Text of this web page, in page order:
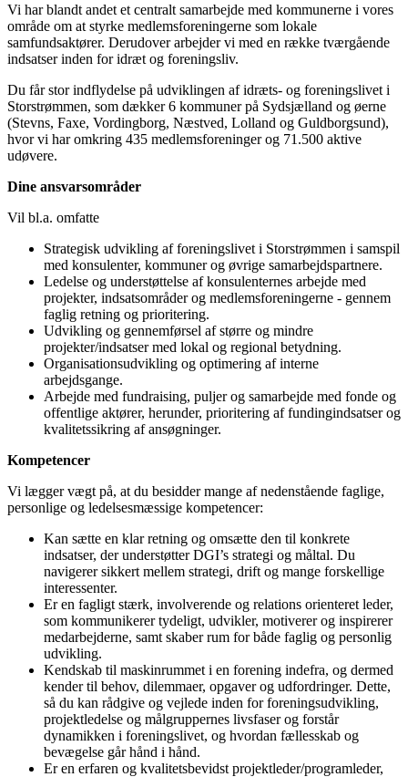
Vi har blandt andet et centralt samarbejde med kommunerne i vores
område om at styrke medlemsforeningerne som lokale
samfundsaktører. Derudover arbejder vi med en række tværgående
indsatser inden for idræt og foreningsliv.
Du får stor indflydelse på udviklingen af idræts- og foreningslivet i
Storstrømmen, som dækker 6 kommuner på Sydsjælland og øerne
(Stevns, Faxe, Vordingborg, Næstved, Lolland og Guldborgsund),
hvor vi har omkring 435 medlemsforeninger og 71.500 aktive
udøvere.
Dine ansvarsområder
Vil bl.a. omfatte
Strategisk udvikling af foreningslivet i Storstrømmen i samspil
med konsulenter, kommuner og øvrige samarbejdspartnere.
Ledelse og understøttelse af konsulenternes arbejde med
projekter, indsatsområder og medlemsforeningerne - gennem
faglig retning og prioritering.
Udvikling og gennemførsel af større og mindre
projekter/indsatser med lokal og regional betydning.
Organisationsudvikling og optimering af interne
arbejdsgange.
Arbejde med fundraising, puljer og samarbejde med fonde og
offentlige aktører, herunder, prioritering af fundingindsatser og
kvalitetssikring af ansøgninger.
Kompetencer
Vi lægger vægt på, at du besidder mange af nedenstående faglige,
personlige og ledelsesmæssige kompetencer:
Kan sætte en klar retning og omsætte den til konkrete
indsatser, der understøtter DGI’s strategi og måltal. Du
navigerer sikkert mellem strategi, drift og mange forskellige
interessenter.
Er en fagligt stærk, involverende og relations orienteret leder,
som kommunikerer tydeligt, udvikler, motiverer og inspirerer
medarbejderne, samt skaber rum for både faglig og personlig
udvikling.
Kendskab til maskinrummet i en forening indefra, og dermed
kender til behov, dilemmaer, opgaver og udfordringer. Dette,
så du kan rådgive og vejlede inden for foreningsudvikling,
projektledelse og målgruppernes livsfaser og forstår
dynamikken i foreningslivet, og hvordan fællesskab og
bevægelse går hånd i hånd.
Er en erfaren og kvalitetsbevidst projektleder/programleder,